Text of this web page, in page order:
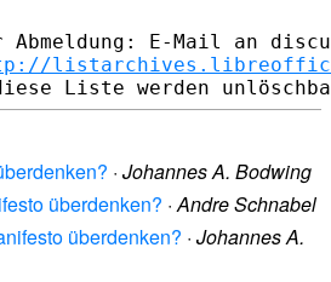
Abmeldung: E-Mail an
· Johannes A. Bodwing
überdenken? ·Andre Schnabel
überdenken? · Johannes A.